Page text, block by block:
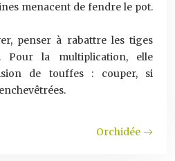
menacent de fendre le pot.
penser à rabattre les tiges
Pour la multiplication, elle
de touffes : couper, si
Orchidée